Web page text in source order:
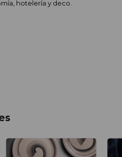
hotelería y deco.